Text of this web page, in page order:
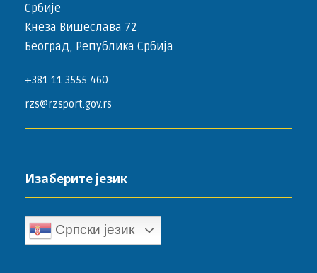
Србије
Кнеза Вишеслава 72
Београд, Република Србија
+381 11 3555 460
rzs@rzsport.gov.rs
Изаберите језик
Српски језик